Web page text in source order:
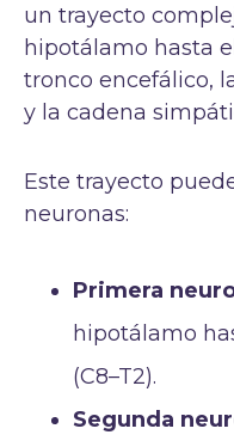
un trayecto
hipotálamo hasta
tronco encefálico,
y la cadena
Este trayecto
neuronas:
Primera
hipotálamo
(C8–T2).
Segunda